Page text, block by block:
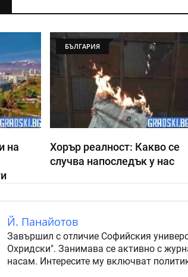
на
БЪЛГАРИЯ
Хорър реалност: Какво се
случва напоследък у нас
Й. Панайотов
Завършил с отличие Софийския
Охридски". Занимава се активно с
насам. Интересите му включват